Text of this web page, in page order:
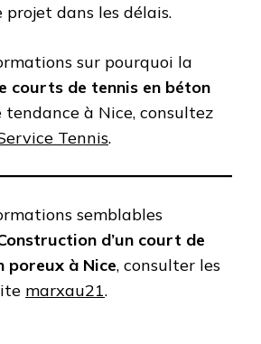
dans les délais.
sur pourquoi la
courts de tennis en béton
tendance à Nice, consultez
Tennis.
semblables
d’un court de
poreux à Nice, consulter les
marxau21.